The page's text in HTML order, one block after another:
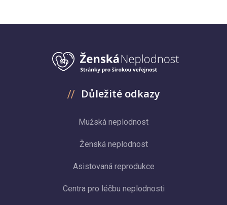
Důležité odkazy
Mužská neplodnost
Ženská neplodnost
Asistovaná reprodukce
Centra pro léčbu neplodnosti